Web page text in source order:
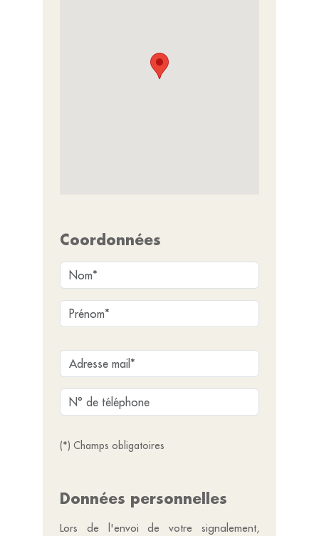
Coordonnées
(*) Champs obligatoires
Données personnelles
Lors de l'envoi de votre signalement,